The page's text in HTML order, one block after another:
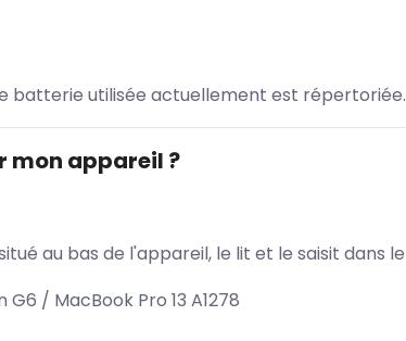
batterie utilisée actuellement est répertoriée.
mon appareil ?
au bas de l'appareil, le lit et le saisit dans
/ MacBook Pro 13 A1278